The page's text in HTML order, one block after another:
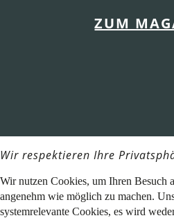
ZUM
Wir respektieren Ihre
Wir nutzen Cookies, um Ihren Besuch
angenehm wie möglich zu machen.
systemrelevante Cookies, es wird